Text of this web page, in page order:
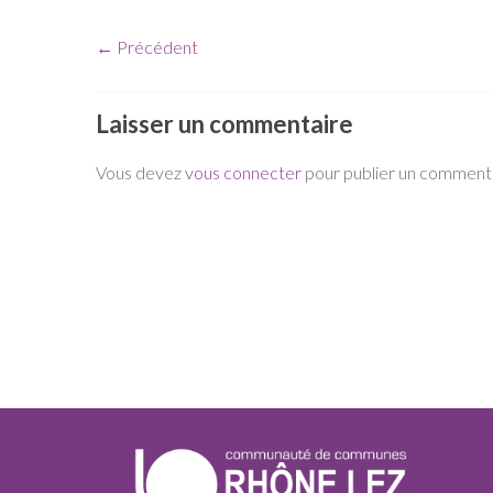
← Précédent
Laisser un commentaire
Vous devezvous connecter pour publier un